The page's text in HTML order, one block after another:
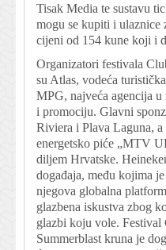
Tisak Media te sustavu
mogu se kupiti i ulaznice
cijeni od 154 kune koji i
Organizatori festivala
su Atlas, vodeća
MPG, najveća agencija
i promociju. Glavni
Riviera i Plava Laguna,
energetsko piće „MTV
diljem Hrvatske.
događaja, među kojima
njegova globalna
glazbena iskustva zbog
glazbi koju vole.
Summerblast kruna je